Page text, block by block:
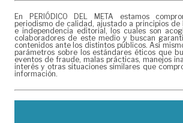
En PERIÓDICO DEL META estamos
periodismo de calidad, ajustado a principios
e independencia editorial, los cuales son
colaboradores de este medio y buscan
contenidos ante los distintos públicos. Así
parámetros sobre los estándares éticos que
eventos de fraude, malas prácticas, manejos
interés y otras situaciones similares que
información.